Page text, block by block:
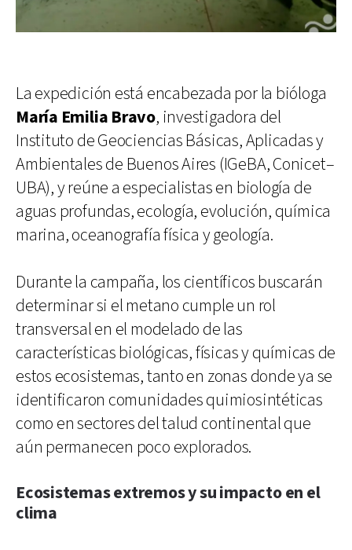
La expedición está encabezada por la bióloga
María Emilia Bravo, investigadora del
Instituto de Geociencias Básicas, Aplicadas y
Ambientales de Buenos Aires (IGeBA, Conicet–
UBA), y reúne a especialistas en biología de
aguas profundas, ecología, evolución, química
marina, oceanografía física y geología.
Durante la campaña, los científicos buscarán
determinar si el metano cumple un rol
transversal en el modelado de las
características biológicas, físicas y químicas de
estos ecosistemas, tanto en zonas donde ya se
identificaron comunidades quimiosintéticas
como en sectores del talud continental que
aún permanecen poco explorados.
Ecosistemas extremos y su impacto en el
clima